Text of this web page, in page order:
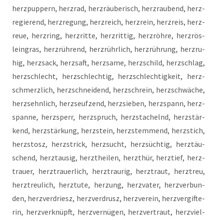
herz­pup­pern, herz­rad, herz­räu­be­risch, herz­rau­bend, herz­
re­gie­rend, herz­re­gung, herz­reich, herz­rein, herz­reis, herz­
reue, herz­ring, herz­rit­te, herz­rit­tig, herz­röh­re, herz­rös­
lein­gras, herz­rüh­rend, herz­rühr­lich, herz­rüh­rung, herz­ru­
hig, herz­sack, herz­saft, herz­sa­me, herz­schild, herz­schlag,
herz­schlecht, herz­schlech­tig, herz­schlech­tig­keit, herz­
schmerz­lich, herz­schnei­dend, herz­schrein, herz­schwä­che,
herz­sehn­lich, herz­seuf­zend, herz­si­e­ben, herz­spann, herz­
span­ne, herz­sperr, herz­spruch, herz­sta­chelnd, herz­stär­
kend, herz­stär­kung, herz­stein, herz­stem­mend, herz­stich,
herz­st­osz, herz­strick, herz­sucht, herz­süch­tig, herz­täu­
schend, herzt­au­sig, herzt­hei­len, herzt­hür, herz­tief, herz­
trau­er, herz­trau­er­lich, herz­trau­rig, herz­traut, herz­treu,
herz­treu­lich, herz­tu­te, her­zung, herz­va­ter, herz­ver­bun­
den, herz­ver­driesz, herz­ver­drusz, herz­ver­ein, herz­ver­gif­te­
rin, herz­ver­knüpft, herz­ver­nü­gen, herz­ver­traut, herz­viel­